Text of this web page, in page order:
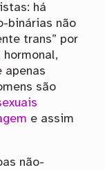
há
binárias não
trans” por
apenas
são
e assim
não-